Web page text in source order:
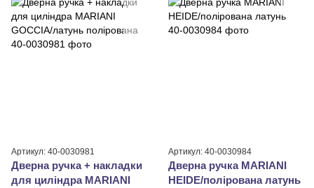
Артикул: 40-0030981
Дверна ручка + накладки
для циліндра MARIANI
Артикул: 40-0030984
Дверна ручка MARIANI
HEIDE/полірована латунь